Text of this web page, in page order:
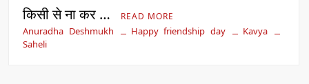
किसी से ना कर …
READ MORE
Anuradha Deshmukh Happy friendship day
Kavya
Saheli